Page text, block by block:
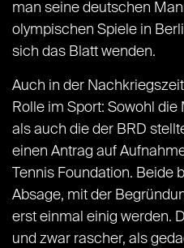
man seine deutschen
olympischen Spiele in
sich das Blatt wenden.
Auch in der
Rolle im Sport: Sowohl
als auch die der BRD
einen Antrag auf
Tennis Foundation. Beide
Absage, mit der
erst einmal einig werden.
und zwar rascher, als